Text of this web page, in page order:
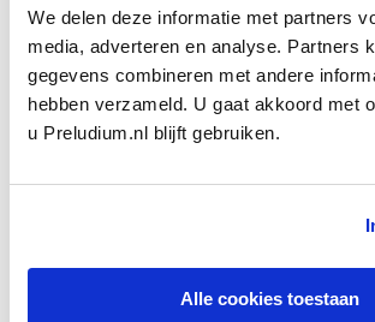
We delen deze informatie met partners
media, adverteren en analyse. Partners
gegevens combineren met andere
hebben verzameld. U gaat akkoord met
u Preludium.nl blijft gebruiken.
Alle cookies toestaan